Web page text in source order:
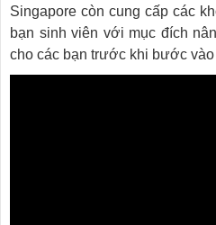
Singapore còn cung cấp các
bạn sinh viên với mục đích
cho các bạn trước khi bước